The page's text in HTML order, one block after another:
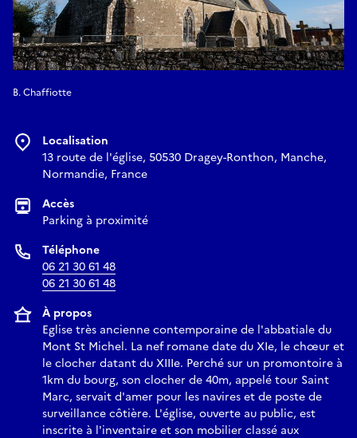
B. Chaffiotte
Localisation
13 route de l'église, 50530 Dragey-Ronthon, Manche,
Normandie, France
Accès
Parking à proximité
Téléphone
06 21 30 61 48
06 21 30 61 48
À propos
Eglise très ancienne contemporaine de l'abbatiale du
Mont St Michel. La nef romane date du XIe, le chœur et
le clocher datant du XIIIe. Perché sur un promontoire à
1km du bourg, son clocher de 40m, appelé tour Saint
Marc, servait d'amer pour les navires et de poste de
surveillance côtière. L'église, ouverte au public, est
inscrite à l'inventaire et son mobilier classé aux